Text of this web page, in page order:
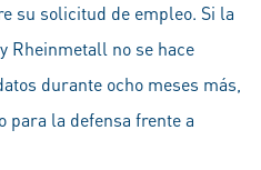
su solicitud de empleo. Si la
Rheinmetall no se hace
durante ocho meses más,
para la defensa frente a